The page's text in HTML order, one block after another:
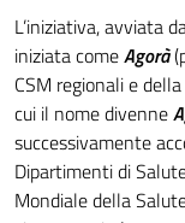
L’iniziativa, avviata
iniziata comeAgorà
CSM regionali e
cui il nome divenne
successivamente
Dipartimenti di
Mondiale della